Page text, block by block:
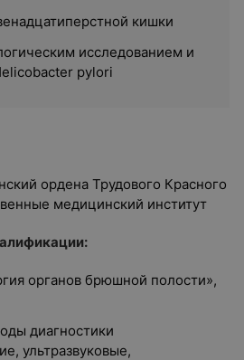
кишки
исследованием и
pylori
ордена Трудового Красного
медицинский институт
органов брюшной полости»,
диагностики
ультразвуковые,